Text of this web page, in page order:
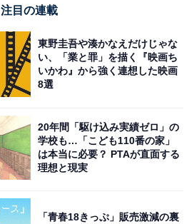
注目の連載
東野圭吾や湊かなえだけじゃな
い、「業と罪」を描く『映画ち
いかわ』から強く連想した映画
8選
20年間「駆け込み実績ゼロ」の
学校も…「こども110番の家」
は本当に必要？ PTAが直面する
理想と現実
「青春18きっぷ」販売激減の裏